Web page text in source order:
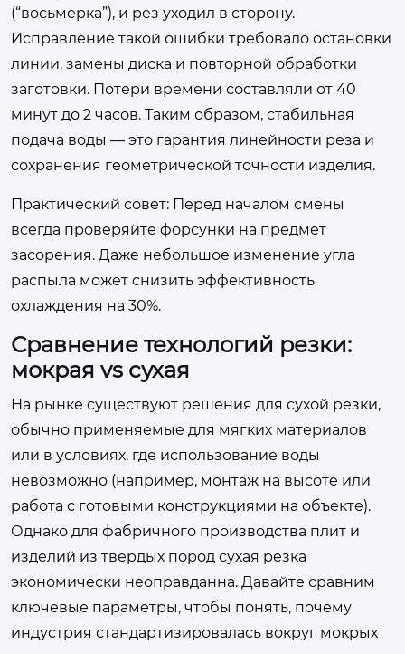
(“восьмерка”), и рез уходил в сторону.
Исправление такой ошибки требовало остановки
линии, замены диска и повторной обработки
заготовки. Потери времени составляли от 40
минут до 2 часов. Таким образом, стабильная
подача воды — это гарантия линейности реза и
сохранения геометрической точности изделия.
Практический совет: Перед началом смены
всегда проверяйте форсунки на предмет
засорения. Даже небольшое изменение угла
распыла может снизить эффективность
охлаждения на 30%.
Сравнение технологий резки:
мокрая vs сухая
На рынке существуют решения для сухой резки,
обычно применяемые для мягких материалов
или в условиях, где использование воды
невозможно (например, монтаж на высоте или
работа с готовыми конструкциями на объекте).
Однако для фабричного производства плит и
изделий из твердых пород сухая резка
экономически неоправданна. Давайте сравним
ключевые параметры, чтобы понять, почему
индустрия стандартизировалась вокруг мокрых